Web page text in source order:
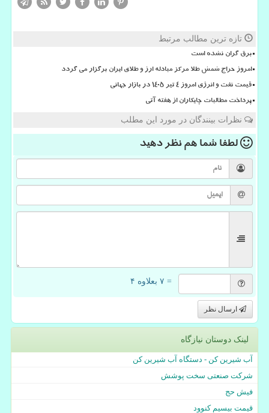
تازه ترین مطالب مرتبط
برق گران نشده است
امروز حراج شمش طلا مرکز مبادله ارز و طلای ایران برگزار می گردد
قیمت نفت و انرژی امروز 4 تیر 1405 در بازار جهانی
پرداخت مطالبات چایکاران از هفته آتی
نظرات بینندگان در مورد این مطلب
لطفا شما همنظر دهید
= ۷ بعلاوه ۴
ارسال نظر
لینک دوستان نیازگاه
آب شیرین کن - دستگاه آب شیرین کن
شرکت صنعتی سخت پوشش
فیش حج
قیمت بیسیم کنوود